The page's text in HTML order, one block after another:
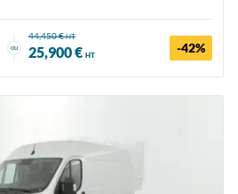
ou
44,450 €HT
25,900 € HT -42%